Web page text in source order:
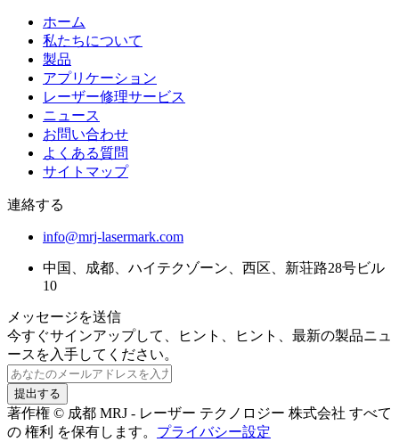
ホーム
私たちについて
製品
アプリケーション
レーザー修理サービス
ニュース
お問い合わせ
よくある質問
サイトマップ
連絡する
info@mrj-lasermark.com
中国、成都、ハイテクゾーン、西区、新荘路28号ビル
10
メッセージを送信
今すぐサインアップして、ヒント、ヒント、最新の製品ニュ
ースを入手してください。
提出する
著作権 © 成都 MRJ - レーザー テクノロジー 株式会社 すべて
の 権利 を保有します。 プライバシー設定